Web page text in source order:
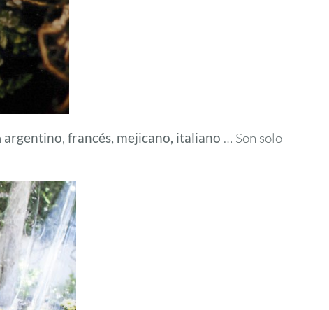
argentino, francés, mejicano, italiano … Son solo